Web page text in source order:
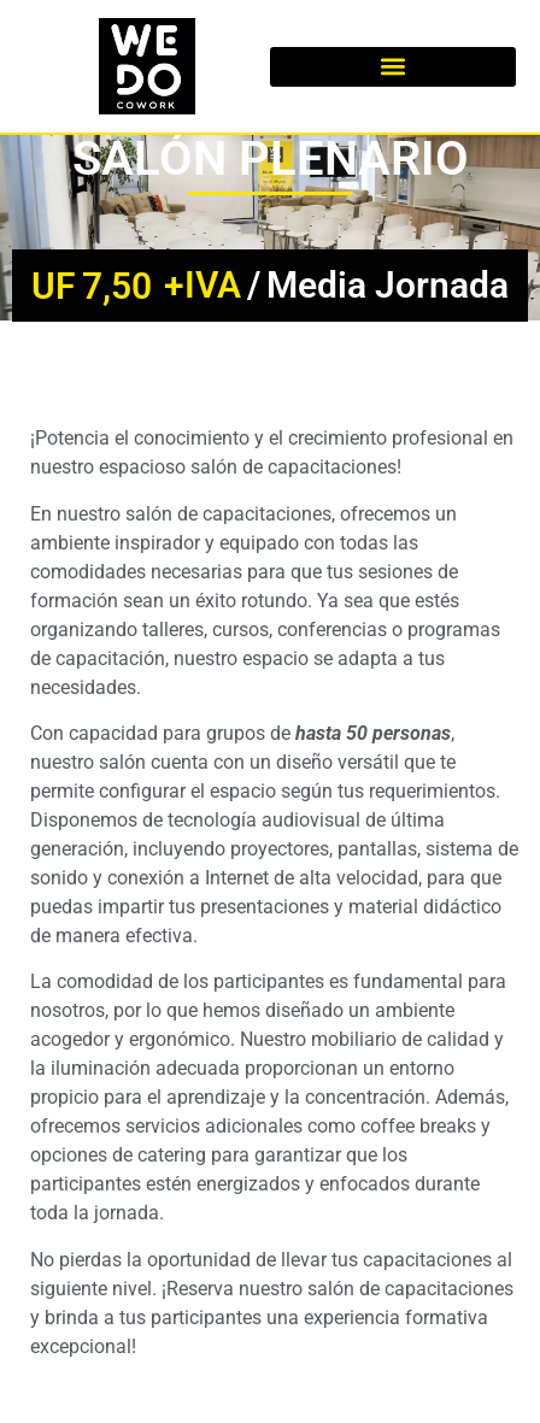
SALÓN PLENARIO
¡COTIZA AQUÍ!
UF 7,50 +IVA/ Media Jornada
¡Potencia el conocimiento y el crecimiento profesional en
nuestro espacioso salón de capacitaciones!
En nuestro salón de capacitaciones, ofrecemos un
ambiente inspirador y equipado con todas las
comodidades necesarias para que tus sesiones de
formación sean un éxito rotundo. Ya sea que estés
organizando talleres, cursos, conferencias o programas
de capacitación, nuestro espacio se adapta a tus
necesidades.
Con capacidad para grupos de hasta 50 personas,
nuestro salón cuenta con un diseño versátil que te
permite configurar el espacio según tus requerimientos.
Disponemos de tecnología audiovisual de última
generación, incluyendo proyectores, pantallas, sistema de
sonido y conexión a Internet de alta velocidad, para que
puedas impartir tus presentaciones y material didáctico
de manera efectiva.
La comodidad de los participantes es fundamental para
nosotros, por lo que hemos diseñado un ambiente
acogedor y ergonómico. Nuestro mobiliario de calidad y
la iluminación adecuada proporcionan un entorno
propicio para el aprendizaje y la concentración. Además,
ofrecemos servicios adicionales como coffee breaks y
opciones de catering para garantizar que los
participantes estén energizados y enfocados durante
toda la jornada.
No pierdas la oportunidad de llevar tus capacitaciones al
siguiente nivel. ¡Reserva nuestro salón de capacitaciones
y brinda a tus participantes una experiencia formativa
excepcional!